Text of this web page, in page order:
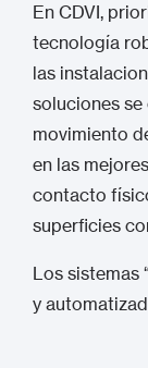
En CDVI,
tecnología
las
soluciones
movimiento
en las
contacto
superficies
Los sistemas
y